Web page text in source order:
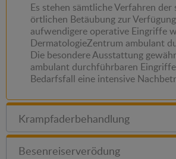
Es stehen sämtliche Verfahren der
örtlichen Betäubung zur
aufwendigere operative Eingriffe
DermatologieZentrum ambulant
Die besondere Ausstattung
ambulant durchführbaren
Bedarfsfall eine intensive
Krampfaderbehandlung
Besenreiserverödung